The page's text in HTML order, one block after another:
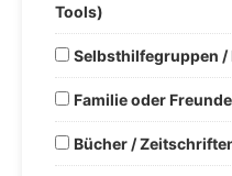
Tools)
Selbsthilfegruppen /
Familie oder Freunde
Bücher /